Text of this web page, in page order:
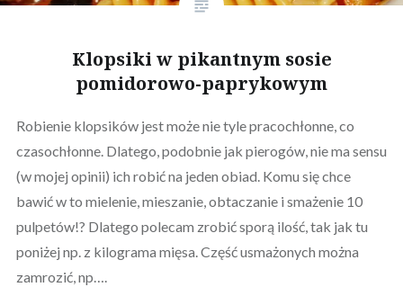
Klopsiki w pikantnym sosie
pomidorowo-paprykowym
Robienie klopsików jest może nie tyle pracochłonne, co
czasochłonne. Dlatego, podobnie jak pierogów, nie ma sensu
(w mojej opinii) ich robić na jeden obiad. Komu się chce
bawić w to mielenie, mieszanie, obtaczanie i smażenie 10
pulpetów!? Dlatego polecam zrobić sporą ilość, tak jak tu
poniżej np. z kilograma mięsa. Część usmażonych można
zamrozić, np….